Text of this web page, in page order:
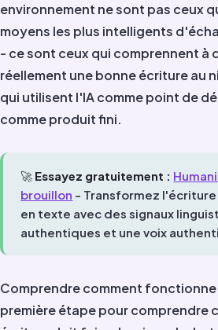
environnement ne sont pas ceux
moyens les plus intelligents
- ce sont ceux qui comprennent à
réellement une bonne écriture au
qui utilisent l'IA comme point de
comme produit fini.
🚀 Essayez gratuitement :
brouillon - Transformez l'écriture
en texte avec des signaux
authentiques et une voix
Comprendre comment
première étape pour comprendre